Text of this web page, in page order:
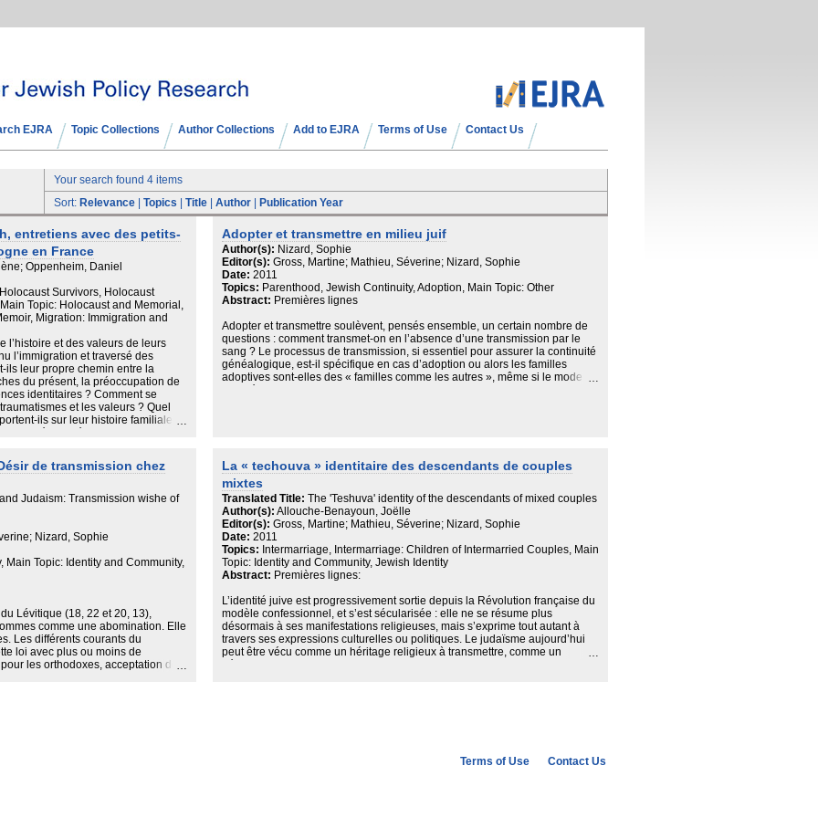
EJRA Topic Collections Author Collections Add to EJRA Terms of Use Contact Us
Your search found 4 items
Sort: Relevance Topics Title Author Publication Year
entretiens avec des petits-
en France
Oppenheim, Daniel
Survivors, Holocaust
Topic: Holocaust and Memorial,
Migration: Immigration and
l’histoire et des valeurs de leurs
l’immigration et traversé des
ils leur propre chemin entre la
du présent, la préoccupation de
identitaires ? Comment se
et les valeurs ? Quel
ils sur leur histoire familiale ?
qu'ils ont menés avec des
qui ont connu l'exil, la difficile
les bouleversements
réalisés en Pologne les
les auteurs proposent une
l'actualité récente en Europe a
sociaux, politiques. Ils éclairent
A une époque où les migrations
où les guerres et les
contribuer à une réflexion
ont été confrontés à un
Adopter et transmettre en milieu juif
Author(s): Nizard, Sophie
Editor(s): Gross, Martine; Mathieu, Séverine; Nizard, Sophie
Date: 2011
Topics: Parenthood, Jewish Continuity, Adoption, Main Topic: Other
Abstract: Premières lignes
Adopter et transmettre soulèvent, pensés ensemble, un certain nombre de
questions : comment transmet-on en l’absence d’une transmission par le
sang ? Le processus de transmission, si essentiel pour assurer la continuité
généalogique, est-il spécifique en cas d’adoption ou alors les familles
adoptives sont-elles des « familles comme les autres », même si le mode
La légitimité de transmettre
Conclusion : la transmission comme dépassement de l’étrangeté
de transmission chez
Judaism: Transmission wishe of
Nizard, Sophie
Main Topic: Identity and Community,
Lévitique (18, 22 et 20, 13),
comme une abomination. Elle
Les différents courants du
loi avec plus ou moins de
les orthodoxes, acceptation de
La « techouva » identitaire des descendants de couples
mixtes
Translated Title: The 'Teshuva' identity of the descendants of mixed couples
Author(s): Allouche-Benayoun, Joëlle
Editor(s): Gross, Martine; Mathieu, Séverine; Nizard, Sophie
Date: 2011
Topics: Intermarriage, Intermarriage: Children of Intermarried Couples, Main
Topic: Identity and Community, Jewish Identity
Abstract: Premières lignes:
L’identité juive est progressivement sortie depuis la Révolution française du
modèle confessionnel, et s’est sécularisée : elle ne se résume plus
désormais à ses manifestations religieuses, mais s’exprime tout autant à
travers ses expressions culturelles ou politiques. Le judaïsme aujourd’hui
peut être vécu comme un héritage religieux à transmettre, comme un
Côté mère : étrange étrangère, autre et si proche
Terms of Use Contact Us